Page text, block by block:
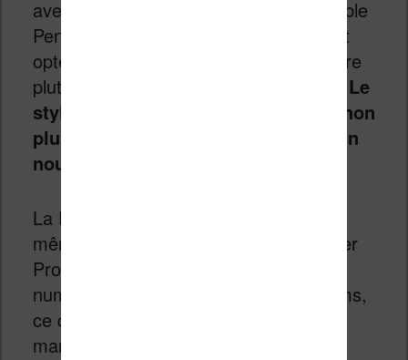
avec les stylets tiers : seul le Remarkable
Pen fonctionnera. La marque a en effet
opté pour un stylet USI semi-propriétaire
plutôt que pour la technologie Wacom. Le
stylet de la Remarkable 2 n’est pas non
plus compatible : il faudra acheter un
nouveau Marker ou Marker Plus.
La Paper Pure prend en charge les
mêmes stylets numériques que la Paper
Pro et la Paper Pro Move. L’encre
numérique apparaît en seulement 21 ms,
ce qui en fait toujours la référence du
marché.